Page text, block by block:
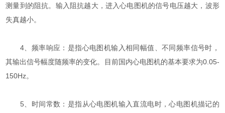
测量到的阻抗。输入阻抗越大，进入心电图机的信号电压越大，波形
失真越小。
4、频率响应：是指心电图机输入相同幅值、不同频率信号时，
其输出信号幅度随频率的变化。目前国内心电图机的基本要求为0.05-
150Hz。
5、时间常数：是指从心电图机输入直流电时，心电图机描记的